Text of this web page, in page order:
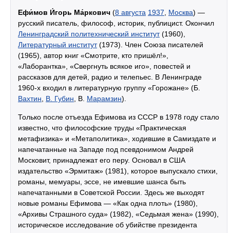
Ефи́мов И́горь Ма́ркович (8 августа 1937 Москва) —
русский писатель, философ, историк, публицист. Окончил
Ленинградский политехнический институт(1960),
Литературный институт(1973). Член Союза писателей
(1965), автор книг «Смотрите, кто пришёл!»,
«Лаборантка», «Свергнуть всякое иго», повестей и
рассказов для детей, радио и телепьес. В Ленинграде
1960-х входил в литературную группу «Горожане» (Б.
Вахтин
В. Губин , В. Марамзин).
Только после отъезда Ефимова из СССР в 1978 году стало
известно, что философские труды «Практическая
метафизика» и «Метаполитика», ходившие в Самиздате и
напечатанные на Западе под псевдонимом Андрей
Московит, принадлежат его перу. Основал в США
издательство «Эрмитаж» (1981), которое выпускало стихи,
романы, мемуары, эссе, не имевшие шанса быть
напечатанными в Советской России. Здесь же выходят
новые романы Ефимова — «Как одна плоть» (1980),
«Архивы Страшного суда» (1982), «Седьмая жена» (1990),
историческое исследование об убийстве президента